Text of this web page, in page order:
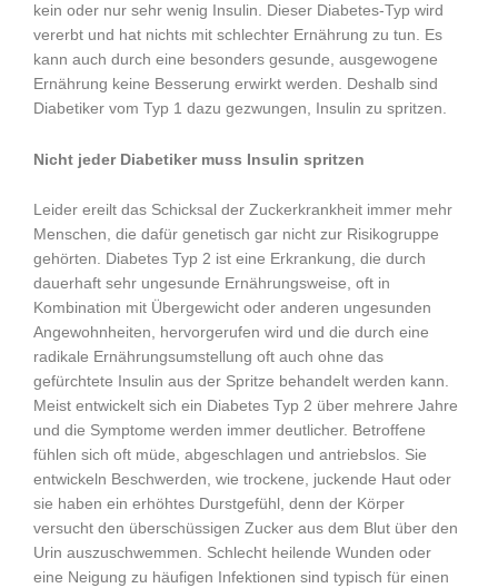
kein oder nur sehr wenig Insulin. Dieser Diabetes-Typ wird
vererbt und hat nichts mit schlechter Ernährung zu tun. Es
kann auch durch eine besonders gesunde, ausgewogene
Ernährung keine Besserung erwirkt werden. Deshalb sind
Diabetiker vom Typ 1 dazu gezwungen, Insulin zu spritzen.
Nicht jeder Diabetiker muss Insulin spritzen
Leider ereilt das Schicksal der Zuckerkrankheit immer mehr
Menschen, die dafür genetisch gar nicht zur Risikogruppe
gehörten. Diabetes Typ 2 ist eine Erkrankung, die durch
dauerhaft sehr ungesunde Ernährungsweise, oft in
Kombination mit Übergewicht oder anderen ungesunden
Angewohnheiten, hervorgerufen wird und die durch eine
radikale Ernährungsumstellung oft auch ohne das
gefürchtete Insulin aus der Spritze behandelt werden kann.
Meist entwickelt sich ein Diabetes Typ 2 über mehrere Jahre
und die Symptome werden immer deutlicher. Betroffene
fühlen sich oft müde, abgeschlagen und antriebslos. Sie
entwickeln Beschwerden, wie trockene, juckende Haut oder
sie haben ein erhöhtes Durstgefühl, denn der Körper
versucht den überschüssigen Zucker aus dem Blut über den
Urin auszuschwemmen. Schlecht heilende Wunden oder
eine Neigung zu häufigen Infektionen sind typisch für einen